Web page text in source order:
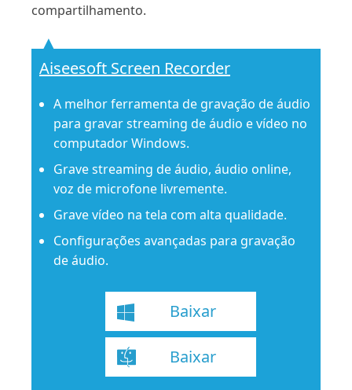
compartilhamento.
Aiseesoft Screen Recorder
A melhor ferramenta de gravação de áudio
para gravar streaming de áudio e vídeo no
computador Windows.
Grave streaming de áudio, áudio online,
voz de microfone livremente.
Grave vídeo na tela com alta qualidade.
Configurações avançadas para gravação
de áudio.
Baixar
Baixar